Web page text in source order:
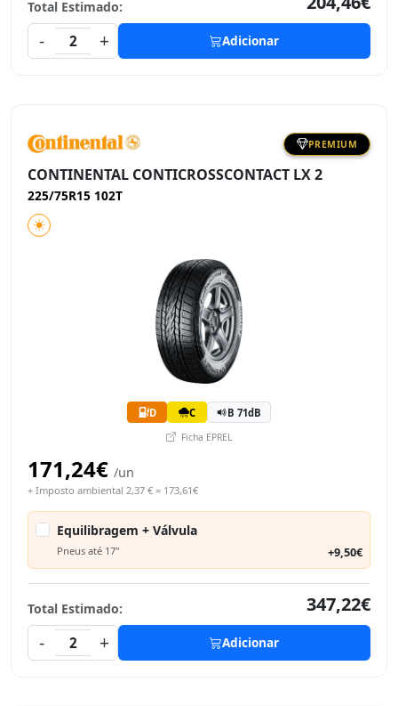
Total Estimado:
-
2 + Adicionar
PREMIUM
CONTINENTAL CONTICROSSCONTACT LX 2
225/75R15 102T
D C B 71dB
Ficha EPREL
171,24€ /un
+ Imposto ambiental 2,37 € = 173,61€
Equilibragem + Válvula
Pneus até 17" +9,50€
Total Estimado:
347,22€
-
2 + Adicionar